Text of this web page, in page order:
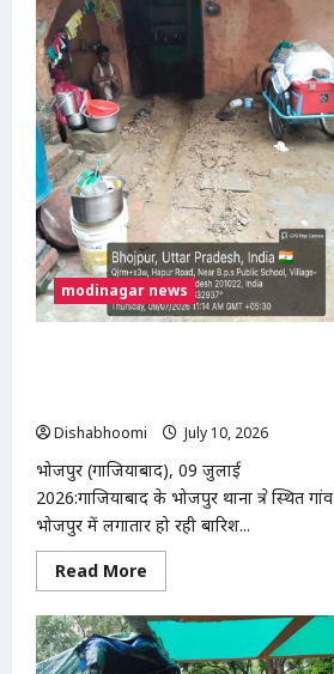
ससुर
की
हत्या,
लव
मैरिज
के
बाद
पारिवारिक
विवाद
बना
खूनी
modinagar news
Dishabhoomi
July 10, 2026
भोजपुर (गाजियाबाद), 09 जुलाई
2026:गाजियाबाद के भोजपुर थाना क्षेत्र स्थित गांव
भोजपुर में लगातार हो रही बारिश...
Read More
more
भोजपुर
में
बारिश